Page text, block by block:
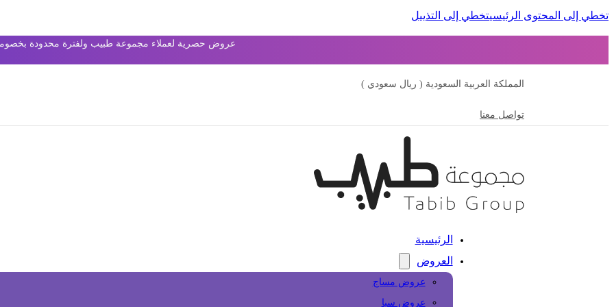
تخطي إلى المحتوى الرئيسيتخطي إلى التذييل
عروض حصرية لعملاء مجموعة طبيب ولفترة محدودة بخصومات
المملكة العربية السعودية ( ريال سعودي )
تواصل معنا
الرئيسية
العروض
عروض مساج
عروض سبا